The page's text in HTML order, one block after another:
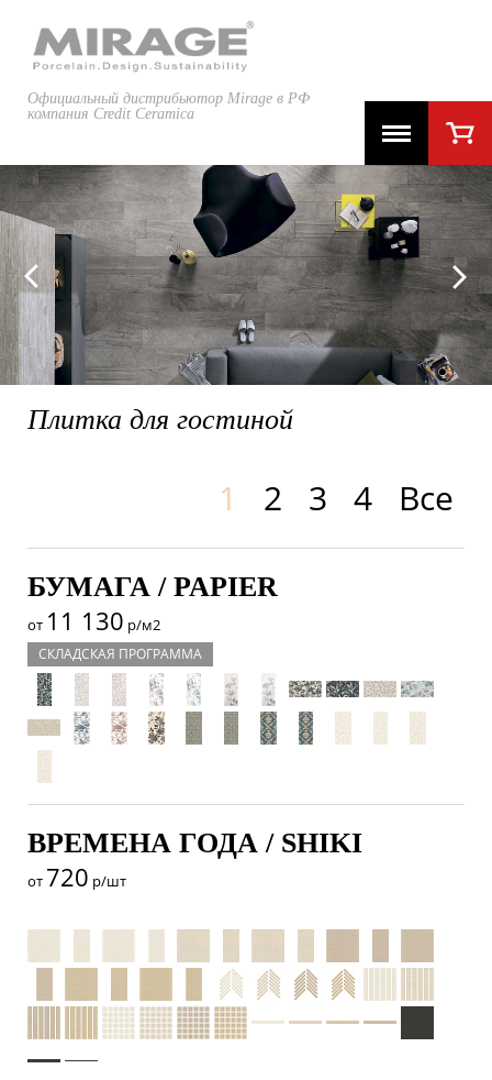
Официальный дистрибьютор Mirage в РФ
компания Credit Ceramica
TRIBOO
Плитка для гостиной
1 2 3 4 Все
БУМАГА / PAPIER
от 11 130 р/м2
СКЛАДСКАЯ ПРОГРАММА
ВРЕМЕНА ГОДА / SHIKI
от 720 р/шт